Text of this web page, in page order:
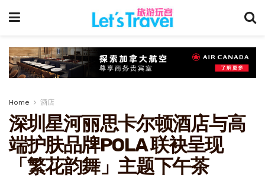
Home 酒店
深圳星河丽思卡尔顿酒店与高
端护肤品牌POLA 联袂呈现
「繁花韵舞」主题下午茶